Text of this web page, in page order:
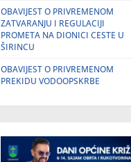
OBAVIJEST O PRIVREMENOM
ZATVARANJU I REGULACIJI
PROMETA NA DIONICI CESTE U
ŠIRINCU
OBAVIJEST O PRIVREMENOM
PREKIDU VODOOPSKRBE